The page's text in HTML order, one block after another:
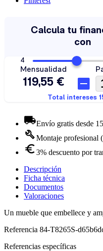
Envío gratis desde
Montaje profesional
3% descuento por
Descripción
Ficha técnica
Documentos
Valoraciones
Un mueble que embellece y
Referencia 84-T8265S-
Referencias específicas